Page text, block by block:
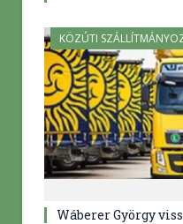
KÖZÚTI
Wáberer György